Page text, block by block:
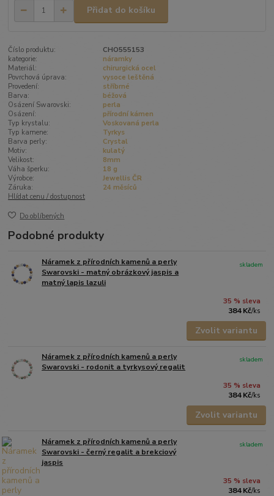
Přidat do košíku
Číslo produktu:
CHO555153
kategorie:
náramky
Materiál:
chirurgická ocel
Povrchová úprava:
vysoce leštěná
Provedení:
stříbrné
Barva:
béžová
Osázení Swarovski:
perla
Osázení:
přírodní kámen
Typ krystalu:
Voskovaná perla
Typ kamene:
Tyrkys
Barva perly:
Crystal
Motiv:
kulatý
Velikost:
8mm
Váha šperku:
18 g
Výrobce:
Jewellis ČR
Záruka:
24 měsíců
Hlídat cenu / dostupnost
Do oblíbených
Podobné produkty
Náramek z přírodních kamenů a perly
Swarovski - matný obrázkový jaspis a
matný lapis lazuli
35 % sleva
384 Kč/ks
skladem
Zvolit variantu
Náramek z přírodních kamenů a perly
Swarovski - rodonit a tyrkysový regalit
35 % sleva
384 Kč/ks
skladem
Zvolit variantu
Náramek z přírodních kamenů a perly
Swarovski - černý regalit a brekciový
jaspis
35 % sleva
384 Kč/ks
skladem